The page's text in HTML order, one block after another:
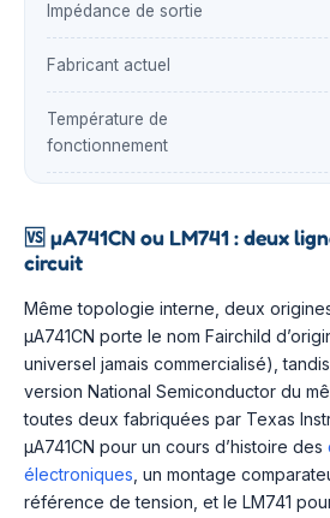
Impédance de sortie
Fabricant actuel
Température de
fonctionnement
🆚 µA741CN ou LM741 : deux
circuit
Même topologie interne, deux
µA741CN porte le nom Fairchild
universel jamais commercialisé),
version National Semiconductor du
toutes deux fabriquées par Texas
µA741CN pour un cours d’histoire des
électroniques , un montage
référence de tension, et le LM741